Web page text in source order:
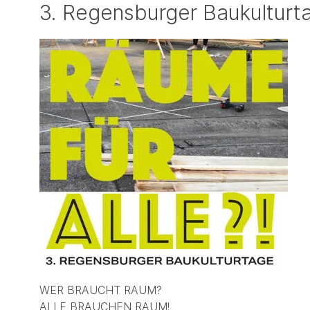
3. Regensburger
WER BRAUCHT RAUM?
ALLE BRAUCHEN RAUM!